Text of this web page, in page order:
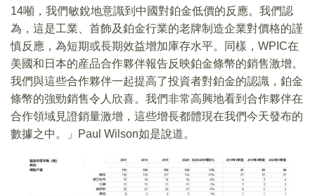
14噸，我們敏銳地意識到中國對鉑金低價的反應。我們認
為，這是工業、首飾及鉑金行業的老牌制造企業對價格的謹
慎反應，為短期或長期效益增加庫存水平。同樣，WPIC在
美國和日本的産品合作夥伴報告反映鉑金條幣的銷售激增。
我們與這些合作夥伴一起提高了投資者對鉑金的認識，鉑金
條幣的強勁銷售令人欣喜。我們非常高興地看到合作夥伴在
合作領域見證銷量激增，這些增長都體現在我們今天發布的
數據之中。」Paul Wilson如是說道。